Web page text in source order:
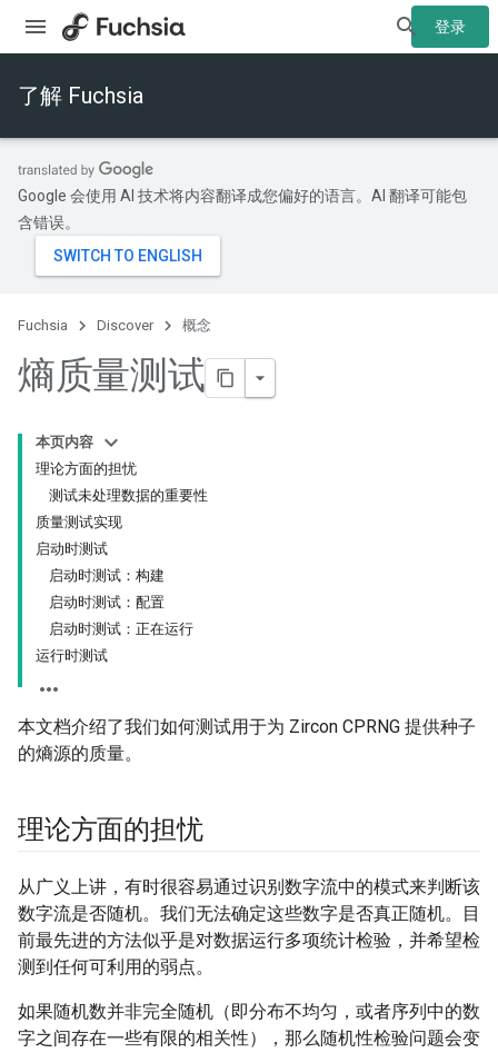
登录
了解 Fuchsia
Google 会使用 AI 技术将内容翻译成您偏好的语言。AI 翻译可能包
含错误。
Fuchsia Discover 概念
熵质量测试
本页内容
理论方面的担忧
测试未处理数据的重要性
质量测试实现
启动时测试
启动时测试：构建
启动时测试：配置
启动时测试：正在运行
运行时测试
本文档介绍了我们如何测试用于为 Zircon CPRNG 提供种子
的熵源的质量。
理论方面的担忧
从广义上讲，有时很容易通过识别数字流中的模式来判断该
数字流是否随机。我们无法确定这些数字是否真正随机。目
前最先进的方法似乎是对数据运行多项统计检验，并希望检
测到任何可利用的弱点。
如果随机数并非完全随机（即分布不均匀，或者序列中的数
字之间存在一些有限的相关性），那么随机性检验问题会变